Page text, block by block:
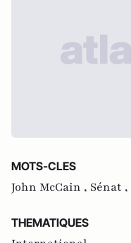
MOTS-CLES
John McCain , Sénat ,
THEMATIQUES